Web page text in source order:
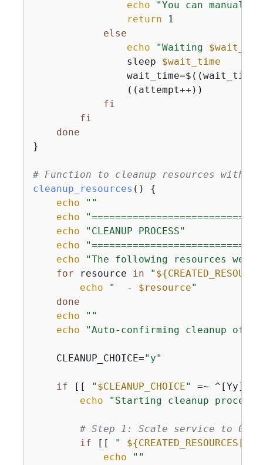
echo
"You can
return 1
else
echo
"Waiting
                sleep
$wait_time
                ((attempt++))
fi
fi
done
}
# Function to cleanup resources with
cleanup_resources () {
echo
""
echo
echo
"CLEANUP PROCESS"
echo
echo
"The following resources were
for resource in " ${
echo
"  - $resource"
done
echo
""
echo
"Auto-confirming cleanup of
    CLEANUP_CHOICE=
"y"
if [[ " $CLEANUP_CHOICE"
=~
echo
"Starting cleanup
# Step 1: Scale service to 0
if [[ " ${CREATED_RESOURCES[*]}
echo
""